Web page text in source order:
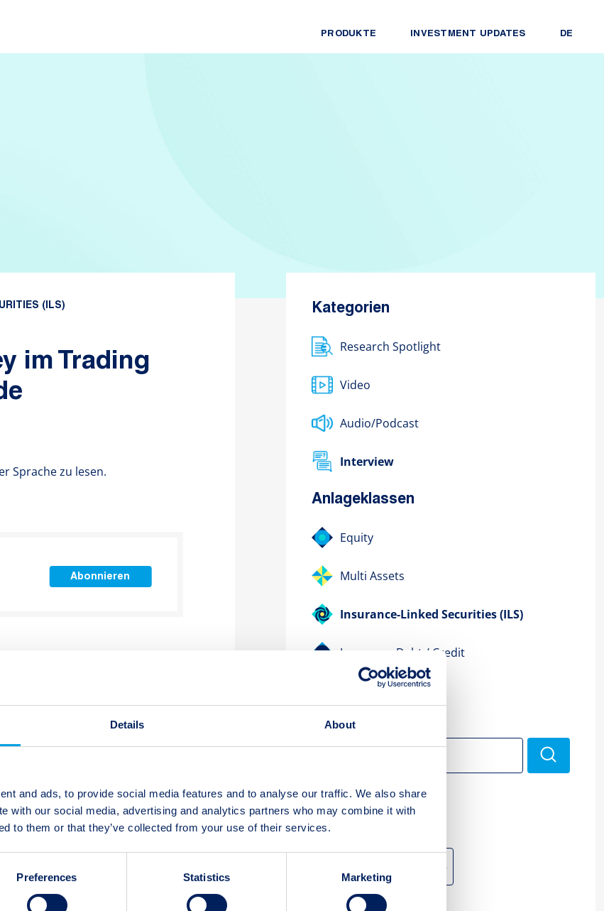
Details About
and ads, to provide social media features and to analyse our traffic. We also share
with our social media, advertising and analytics partners who may combine it with
to them or that they’ve collected from your use of their services.
Preferences Statistics Marketing
PRODUKTE INVESTMENT UPDATES DE
(ILS)
im Trading
Sprache zu lesen.
Abonnieren
Capital Event Update – 20.
September 2021
Kategorien
Research Spotlight
Video
Audio/Podcast
Interview
Anlageklassen
Equity
Multi Assets
Insurance-Linked Securities (ILS)
Insurance Debt / Credit
Suchen
Search
Archiv